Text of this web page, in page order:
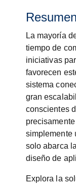
Resumen
La mayoría
tiempo de
iniciativas
favorecen
sistema
gran
conscientes
simplemente
solo abarca
diseño de
Explora la